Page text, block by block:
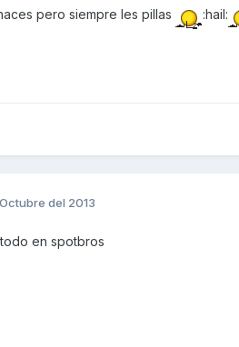
pero siempre les pillas :hail:
del 2013
en spotbros